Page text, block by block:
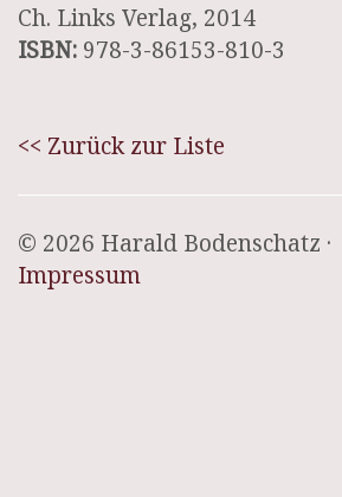
Ch. Links Verlag, 2014
ISBN: 978-3-86153-810-3
<< Zurück zur Liste
© 2026 Harald Bodenschatz ·
Impressum